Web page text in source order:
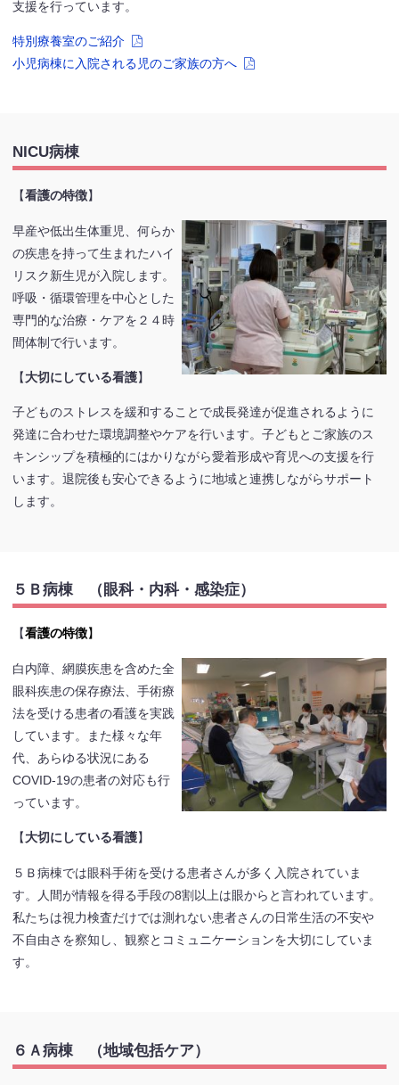
支援を行っています。
特別療養室のご紹介
小児病棟に入院される児のご家族の方へ
NICU病棟
【看護の特徴】
早産や低出生体重児、何らか
の疾患を持って生まれたハイ
リスク新生児が入院します。
呼吸・循環管理を中心とした
専門的な治療・ケアを２４時
間体制で行います。
【大切にしている看護】
子どものストレスを緩和することで成長発達が促進されるように
発達に合わせた環境調整やケアを行います。子どもとご家族のス
キンシップを積極的にはかりながら愛着形成や育児への支援を行
います。退院後も安心できるように地域と連携しながらサポート
します。
５Ｂ病棟 （眼科・内科・感染症）
【看護の特徴】
白内障、網膜疾患を含めた全
眼科疾患の保存療法、手術療
法を受ける患者の看護を実践
しています。また様々な年
代、あらゆる状況にある
COVID-19の患者の対応も行
っています。
【大切にしている看護】
５Ｂ病棟では眼科手術を受ける患者さんが多く入院されていま
す。人間が情報を得る手段の8割以上は眼からと言われています。
私たちは視力検査だけでは測れない患者さんの日常生活の不安や
不自由さを察知し、観察とコミュニケーションを大切にしていま
す。
６Ａ病棟 （地域包括ケア）